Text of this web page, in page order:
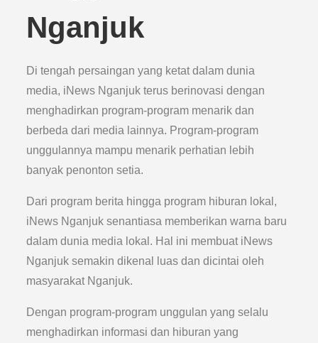
Nganjuk
Di tengah persaingan yang ketat dalam dunia
media, iNews Nganjuk terus berinovasi dengan
menghadirkan program-program menarik dan
berbeda dari media lainnya. Program-program
unggulannya mampu menarik perhatian lebih
banyak penonton setia.
Dari program berita hingga program hiburan lokal,
iNews Nganjuk senantiasa memberikan warna baru
dalam dunia media lokal. Hal ini membuat iNews
Nganjuk semakin dikenal luas dan dicintai oleh
masyarakat Nganjuk.
Dengan program-program unggulan yang selalu
menghadirkan informasi dan hiburan yang